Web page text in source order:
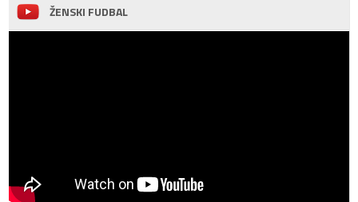
ŽENSKI FUDBAL